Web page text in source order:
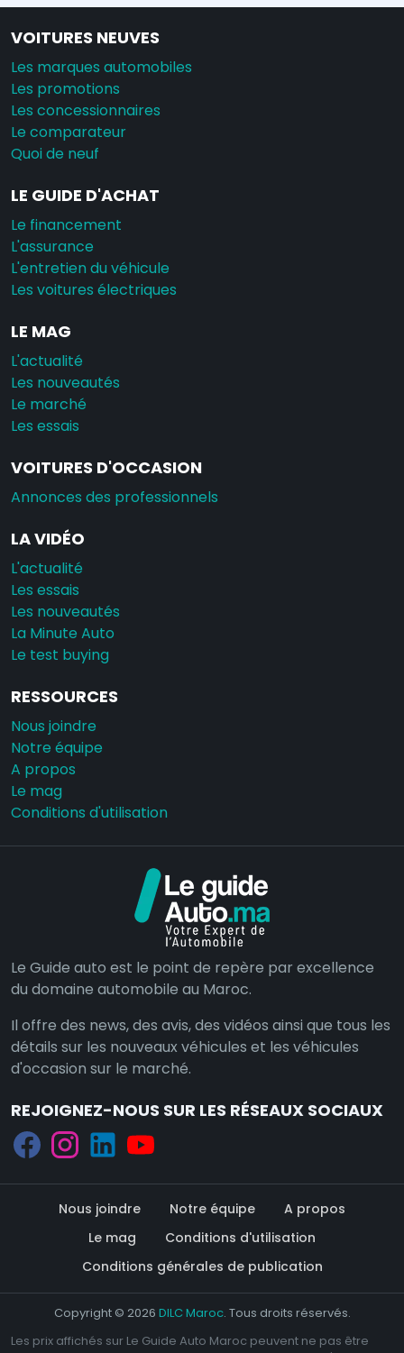
VOITURES NEUVES
Les marques automobiles
Les promotions
Les concessionnaires
Le comparateur
Quoi de neuf
LE GUIDE D'ACHAT
Le financement
L'assurance
L'entretien du véhicule
Les voitures électriques
LE MAG
L'actualité
Les nouveautés
Le marché
Les essais
VOITURES D'OCCASION
Annonces des professionnels
LA VIDÉO
L'actualité
Les essais
Les nouveautés
La Minute Auto
Le test buying
RESSOURCES
Nous joindre
Notre équipe
A propos
Le mag
Conditions d'utilisation
Le Guide auto est le point de repère par excellence
du domaine automobile au Maroc.
Il offre des news, des avis, des vidéos ainsi que tous les
détails sur les nouveaux véhicules et les véhicules
d'occasion sur le marché.
REJOIGNEZ-NOUS SUR LES RÉSEAUX SOCIAUX
Nous joindre Notre équipe
A propos
Le mag
Conditions d'utilisation
Conditions générales de publication
Copyright © 2026 DILC Maroc. Tous droits réservés.
Les prix affichés sur Le Guide Auto Maroc peuvent ne pas être